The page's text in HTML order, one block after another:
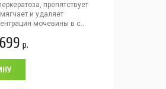
препятствует
и удаляет
мочевины в с...
р.